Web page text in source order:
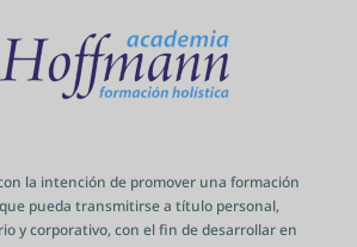
la intención de promover una formación
pueda transmitirse a título personal,
y corporativo, con el fin de desarrollar en